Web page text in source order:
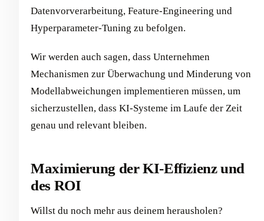
Datenvorverarbeitung, Feature-Engineering und
Hyperparameter-Tuning zu befolgen.
Wir werden auch sagen, dass Unternehmen
Mechanismen zur Überwachung und Minderung von
Modellabweichungen implementieren müssen, um
sicherzustellen, dass KI-Systeme im Laufe der Zeit
genau und relevant bleiben.
Maximierung der KI-Effizienz und
des ROI
Willst du noch mehr aus deinem herausholen?